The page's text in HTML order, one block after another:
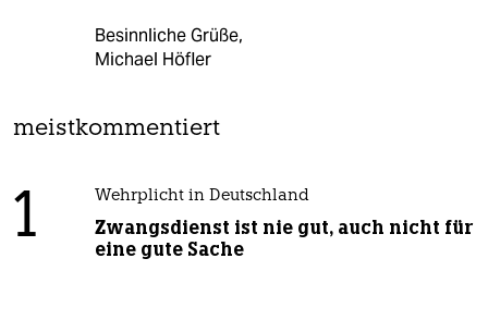
Besinnliche Grüße,
Michael Höfler
meistkommentiert
1 Wehrplicht in Deutschland
Zwangsdienst ist nie gut, auch nicht für
eine gute Sache